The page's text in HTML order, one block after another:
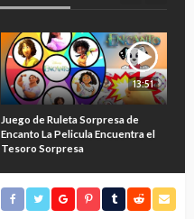
13:51
Juego de Ruleta Sorpresa de
Encanto La Pelicula Encuentra el
Tesoro Sorpresa